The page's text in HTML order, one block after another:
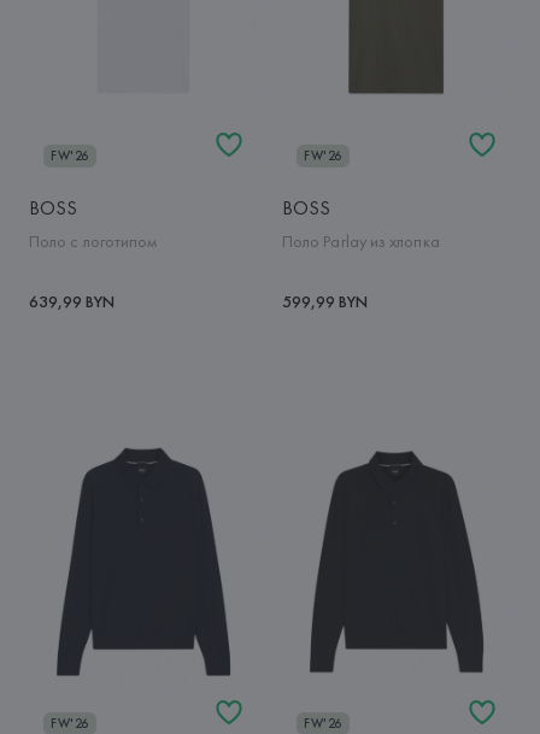
FW'26
BOSS
Поло с логотипом
639,99 BYN
FW'26
BOSS
Поло Parlay из хлопка
599,99 BYN
FW'26 FW'26